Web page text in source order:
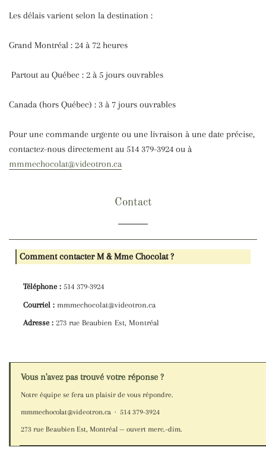
Les délais varient selon la destination :
Grand Montréal : 24 à 72 heures
Partout au Québec : 2 à 5 jours ouvrables
Canada (hors Québec) : 3 à 7 jours ouvrables
Pour une commande urgente ou une livraison à une date précise,
contactez-nous directement au 514 379-3924 ou à
mmmechocolat@videotron.ca
Contact
Comment contacter M & Mme Chocolat ?
Téléphone : 514 379-3924
Courriel : mmmechocolat@videotron.ca
Adresse : 273 rue Beaubien Est, Montréal
Vous n'avez pas trouvé votre réponse ?
Notre équipe se fera un plaisir de vous répondre.
mmmechocolat@videotron.ca · 514 379-3924
273 rue Beaubien Est, Montréal — ouvert merc.–dim.